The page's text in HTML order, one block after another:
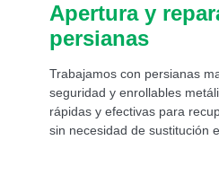
Apertura y
persianas
Trabajamos con persianas
seguridad y enrollables
rápidas y efectivas para
sin necesidad de sustitución